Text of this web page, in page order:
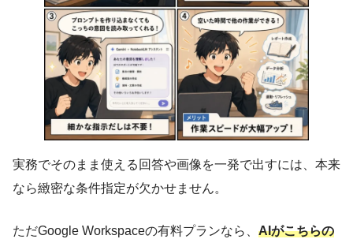
実務でそのまま使える回答や画像を一発で出すには、本来
なら緻密な条件指定が欠かせません。
ただGoogle Workspaceの有料プランなら、 AIがこちらの